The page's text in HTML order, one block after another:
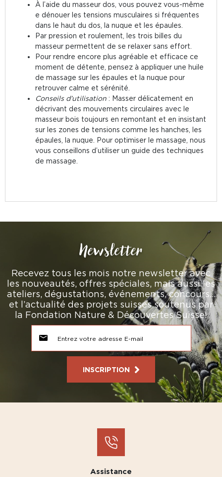
À l’aide du masseur dos, vous pouvez vous-même
e dénouer les tensions musculaires si fréquentes
dans le haut du dos, la nuque et les épaules.
Par pression et roulement, les trois billes du
masseur permettent de se relaxer sans effort.
Pour rendre encore plus agréable et efficace ce
moment de détente, pensez à appliquer une huile
de massage sur les épaules et la nuque pour
retrouver calme et sérénité.
Conseils d’utilisation : Masser délicatement en
décrivant des mouvements circulaires avec le
masseur bois toujours en remontant et en insistant
sur les zones de tensions comme les hanches, les
épaules, la nuque. Pour optimiser le massage, nous
vous conseillons d’utiliser un guide des techniques
de massage.
Newsletter
Recevez tous les mois notre newsletter avec
les nouveautés, offres spéciales, mais aussi les
ateliers, dégustations, événements, concours…
et l’actualité des projets suisses soutenus par
la Fondation Nature & Découvertes Suisse!
INSCRIPTION
Assistance